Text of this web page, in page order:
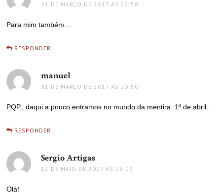
31 DE MARÇO DE 2017 ÀS 22:58
Para mim também…
RESPONDER
manuel
31 DE MARÇO DE 2017 ÀS 23:50
PQP,, daqui a pouco entramos no mundo da mentira: 1º.de abril…
RESPONDER
Sergio Artigas
12 DE MAIO DE 2017 ÀS 16:19
Olá!